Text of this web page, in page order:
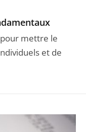
mettre le
et de